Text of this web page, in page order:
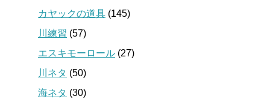
カヤックの道具 (145)
川練習 (57)
エスキモーロール (27)
川ネタ (50)
海ネタ (30)